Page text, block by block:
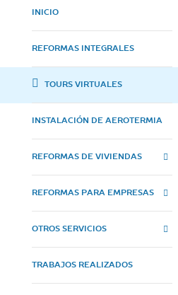
INICIO
REFORMAS INTEGRALES
TOURS VIRTUALES
INSTALACIÓN DE AEROTERMIA
REFORMAS DE VIVIENDAS
REFORMAS PARA EMPRESAS
OTROS SERVICIOS
TRABAJOS REALIZADOS